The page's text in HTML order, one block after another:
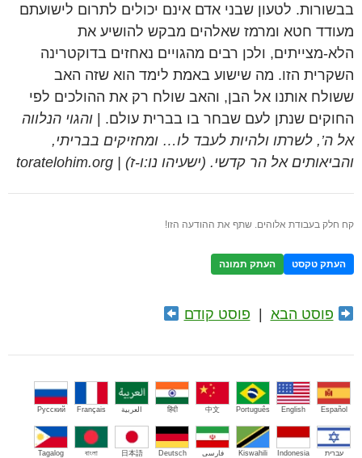
בבשורות. לטעון שבני אדם אינם יכולים לתרום לישועתם
מעודד חטא ומרמז שאלהים מבקש להושיע את
הלא-מצייתים, ולכן רבים מהגויים נאחזים בדוקטרינה
השקרית הזו. מה שישוע באמת לימד הוא שזה האב
ששולח אותנו אל הבן, והאב שולח רק את ההולכים לפי
החוקים שנתן לעם שבחר בו בברית עולם. | והגוי הנלווה
אל ה’, לשרתו ולהיות לעבד לו… ומחזיקים בבריתי,
והביאותים אל הר קדשי. (ישעיהו נו:ו-ז) | toratelohim.org
קח חלק בעבודת אלוהים. שתף את ההודעה הזו!
העתק טקסט העתק תמונה
פוסט הבא פוסט קודם
Español
English
Português
中文
हिंदी العربية Français
Русский
עברית Indonesia
Kiswahili فارسی Deutsch
日本語
বাংলা
Tagalog